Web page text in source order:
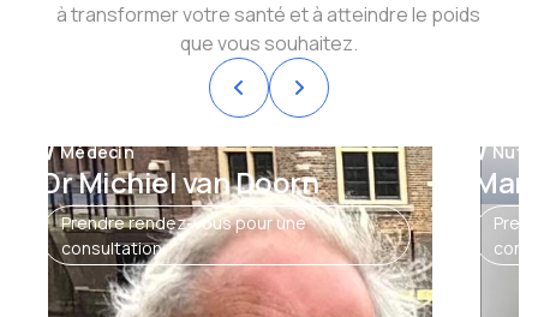
à transformer votre santé et à atteindre le poids
que vous souhaitez.
 
Médecin
Dr Michiel van Doorn
Prendre rendez-vous pour une
consultation